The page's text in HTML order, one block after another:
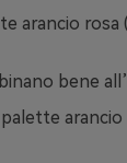
arancio rosa
bene
palette